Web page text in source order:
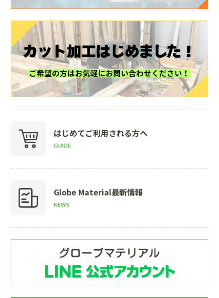
はじめてご利用される方へ
GUIDE
Globe Material最新情報
NEWS